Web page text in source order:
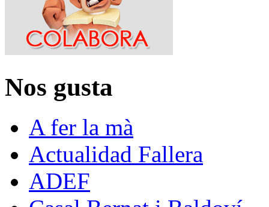
Nos gusta
A fer la mà
Actualidad Fallera
ADEF